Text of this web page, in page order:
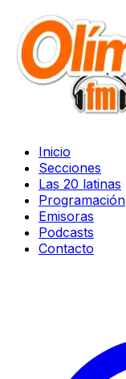
Inicio
Secciones
Las 20 latinas
Programación
Emisoras
Podcasts
Contacto